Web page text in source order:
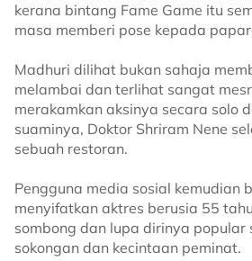
kerana bintang Fame Game itu
masa memberi pose kepada
Madhuri dilihat bukan sahaja
melambai dan terlihat sangat
merakamkan aksinya secara solo
suaminya, Doktor Shriram Nene
sebuah restoran.
Pengguna media sosial kemudian
menyifatkan aktres berusia 55
sombong dan lupa dirinya popular
sokongan dan kecintaan peminat.